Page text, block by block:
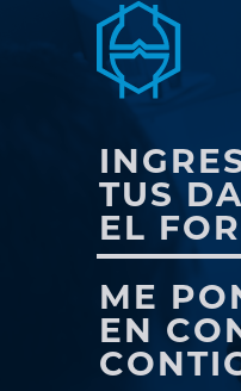
TUS
EL
ME
EN